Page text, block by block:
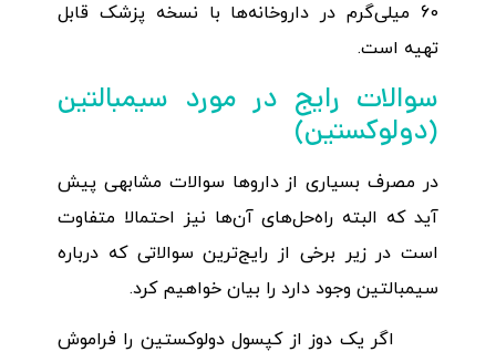
60 میلی‌گرم در داروخانه‌ها با نسخه پزشک قابل
تهیه است.
سوالات رایج در مورد سیمبالتین
(دولوکستین)
در مصرف بسیاری از داروها سوالات مشابهی پیش
آید که البته راه‌حل‌های آن‌ها نیز احتمالا متفاوت
است در زیر برخی از رایج‌ترین سوالاتی که درباره
سیمبالتین وجود دارد را بیان خواهیم کرد.
اگر یک دوز از کپسول دولوکستین را فراموش